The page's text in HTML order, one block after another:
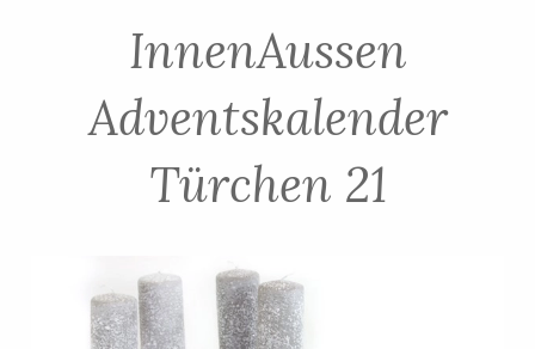
InnenAussen
Adventskalender
Türchen 21